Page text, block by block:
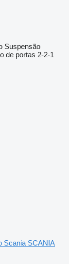
Suspensão
de portas 2-2-1
Scania SCANIA